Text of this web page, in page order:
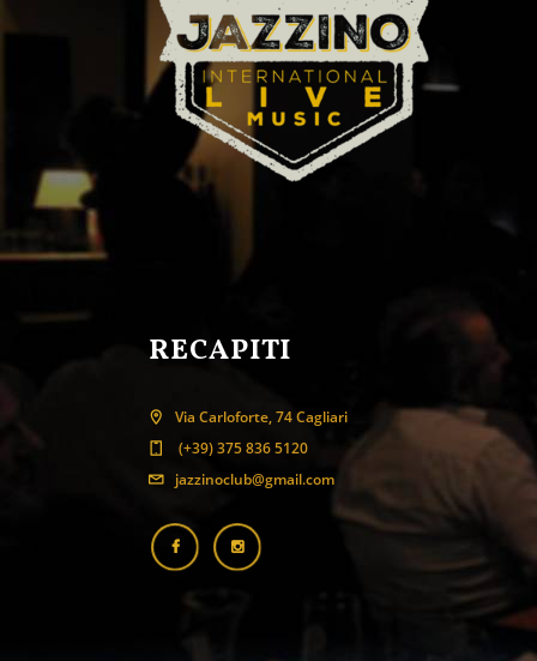
RECAPITI
Via Carloforte, 74 Cagliari
(+39) 375 836 5120
jazzinoclub@gmail.com